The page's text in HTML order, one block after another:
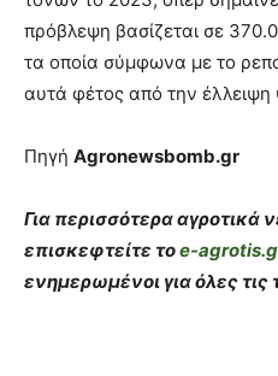
πρόβλεψη βασίζεται σε
τα οποία σύμφωνα με το
αυτά φέτος από την
Πηγή Agronewsbomb.gr
Για περισσότερα αγροτικά
επισκεφτείτε τοe-
ενημερωμένοι για όλες τις